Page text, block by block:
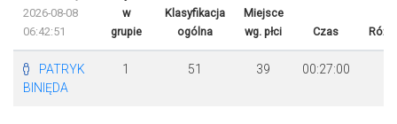
2026-08-08
06:42:51
w
grupie
Klasyfikacja
ogólna
Miejsce
wg. płci
Czas
PATRYK
BINIĘDA
1 51 39 00:27:00